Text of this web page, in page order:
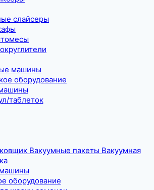
слайсеры
машины
оборудование
таблеток
Вакуумные пакеты Вакуумная
оборудование